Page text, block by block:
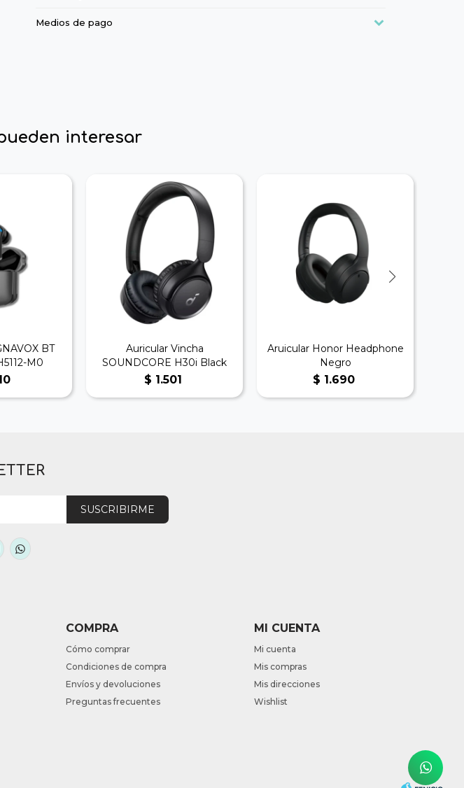
Medios de pago
interesar
BT
M0
Auricular Vincha
SOUNDCORE H30i Black
$ 1.501
Aruicular Honor Headphone
Negro
$ 1.690
COMPRA
Cómo comprar
Condiciones de compra
Envíos y devoluciones
Preguntas frecuentes
MI CUENTA
Mi cuenta
Mis compras
Mis direcciones
Wishlist
SUSCRIBIRME
